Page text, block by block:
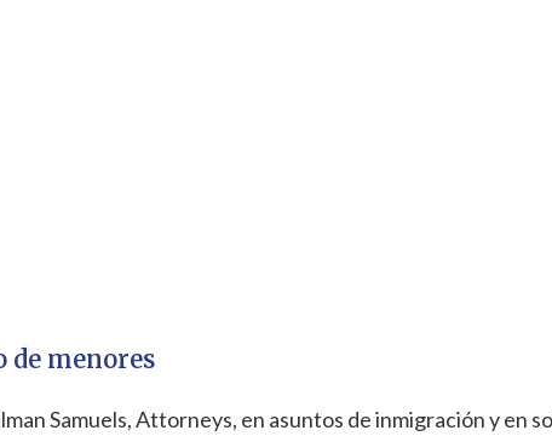
de menores
Samuels, Attorneys, en asuntos de inmigración y en